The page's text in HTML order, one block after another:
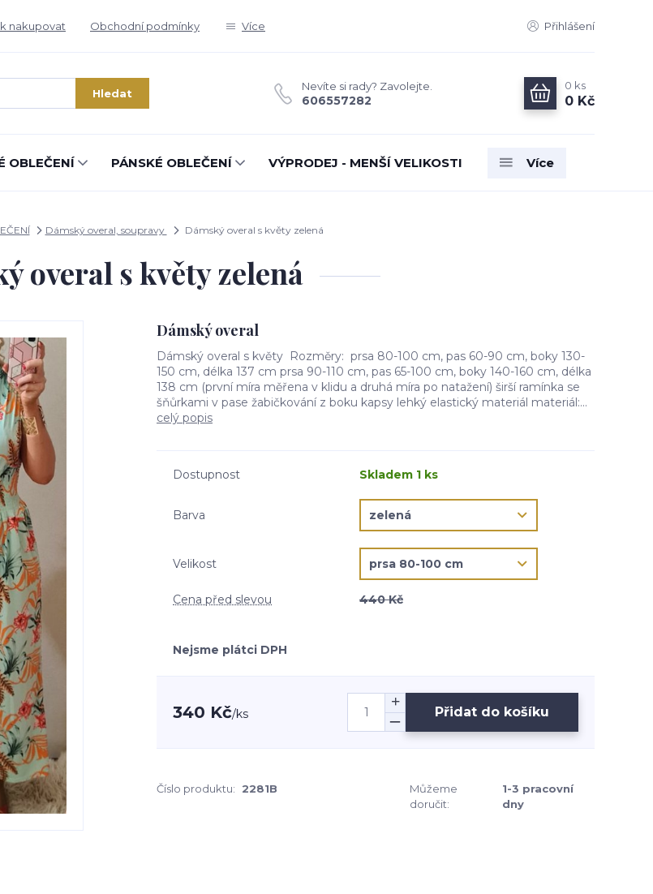
nakupovat Obchodní podmínky Více Přihlášení
Hledat
Nevíte si rady? Zavolejte.
606557282
0 ks
0 Kč
OBLEČENÍ PÁNSKÉ OBLEČENÍ VÝPRODEJ - MENŠÍ VELIKOSTI Více
Dámský overal, soupravy Dámský overal s květy zelená
overal s květy zelená
Dámský overal
Dámský overal s květy Rozměry: prsa 80-100 cm, pas 60-90 cm, boky 130-
150 cm, délka 137 cm prsa 90-110 cm, pas 65-100 cm, boky 140-160 cm, délka
138 cm (první míra měřena v klidu a druhá míra po natažení) širší ramínka se
šňůrkami v pase žabičkování z boku kapsy lehký elastický materiál materiál:...
celý popis
Dostupnost Skladem 1 ks
Barva
Velikost
Cena před slevou 440 Kč
Nejsme plátci DPH
340 Kč/ks Přidat do košíku
Číslo produktu: 2281B
Můžeme
doručit:
1-3 pracovní
dny